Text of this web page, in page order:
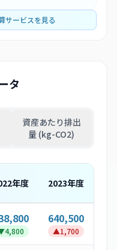
サービスを見る
タ
資産あたり排出
量 (kg-CO2)
年度 2023年度
4,800
640,500
▲1,700